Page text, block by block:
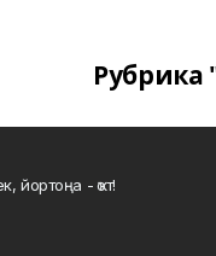
йортоңа - ҡот!